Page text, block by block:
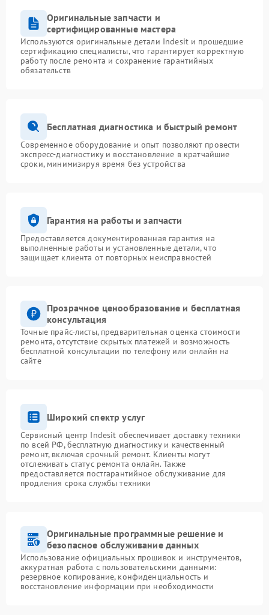
Оригинальные запчасти и
сертифицированные мастера
Используются оригинальные детали Indesit и прошедшие
сертификацию специалисты, что гарантирует корректную
работу после ремонта и сохранение гарантийных
обязательств
Бесплатная диагностика и быстрый ремонт
Современное оборудование и опыт позволяют провести
экспресс-диагностику и восстановление в кратчайшие
сроки, минимизируя время без устройства
Гарантия на работы и запчасти
Предоставляется документированная гарантия на
выполненные работы и установленные детали, что
защищает клиента от повторных неисправностей
Прозрачное ценообразование и бесплатная
консультация
Точные прайс-листы, предварительная оценка стоимости
ремонта, отсутствие скрытых платежей и возможность
бесплатной консультации по телефону или онлайн на
сайте
Широкий спектр услуг
Сервисный центр Indesit обеспечивает доставку техники
по всей РФ, бесплатную диагностику и качественный
ремонт, включая срочный ремонт. Клиенты могут
отслеживать статус ремонта онлайн. Также
предоставляется постгарантийное обслуживание для
продления срока службы техники
Оригинальные программные решение и
безопасное обслуживание данных
Использование официальных прошивок и инструментов,
аккуратная работа с пользовательскими данными:
резервное копирование, конфиденциальность и
восстановление информации при необходимости